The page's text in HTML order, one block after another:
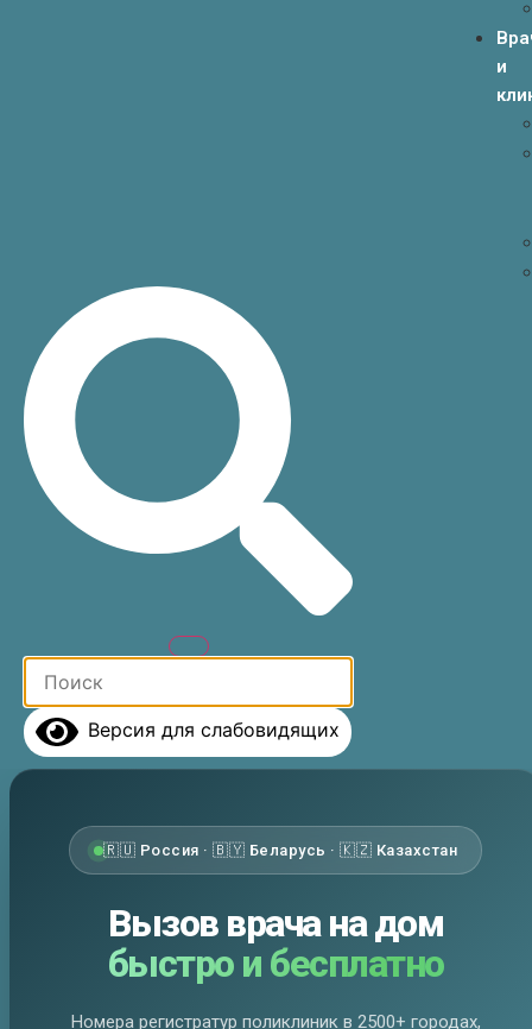
и
Версия для слабовидящих
🇷🇺 Россия · 🇧🇾 Беларусь · 🇰🇿 Казахстан
Вызов врача на дом
быстро и бесплатно
Номера регистратур поликлиник в 2500+ городах,